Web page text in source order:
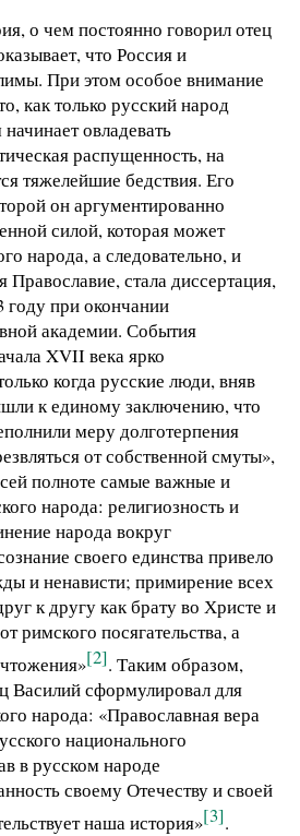
о чем постоянно говорил отец
что Россия и
При этом особое внимание
как только русский народ
овладевать
распущенность, на
тяжелейшие бедствия. Его
он аргументированно
силой, которая может
народа, а следовательно, и
Православие, стала диссертация,
году при окончании
академии. События
XVII века ярко
когда русские люди, вняв
к единому заключению, что
меру долготерпения
от собственной смуты»,
полноте самые важные и
народа: религиозность и
народа вокруг
своего единства привело
и ненависти; примирение всех
к другу как брату во Христе и
римского посягательства, а
[2]. Таким образом,
Василий сформулировал для
народа: «Православная вера
национального
в русском народе
своему Отечеству и своей
наша история»[3].